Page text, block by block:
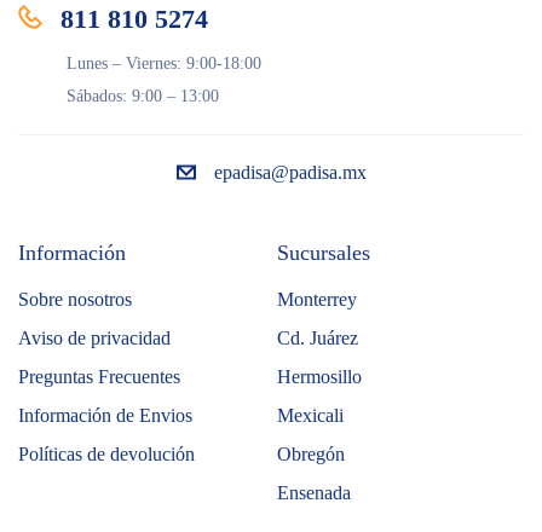
811 810 5274
Lunes – Viernes: 9:00-18:00
Sábados: 9:00 – 13:00
epadisa@padisa.mx
Información
Sobre nosotros
Aviso de privacidad
Preguntas Frecuentes
Información de Envios
Políticas de devolución
Sucursales
Monterrey
Cd. Juárez
Hermosillo
Mexicali
Obregón
Ensenada